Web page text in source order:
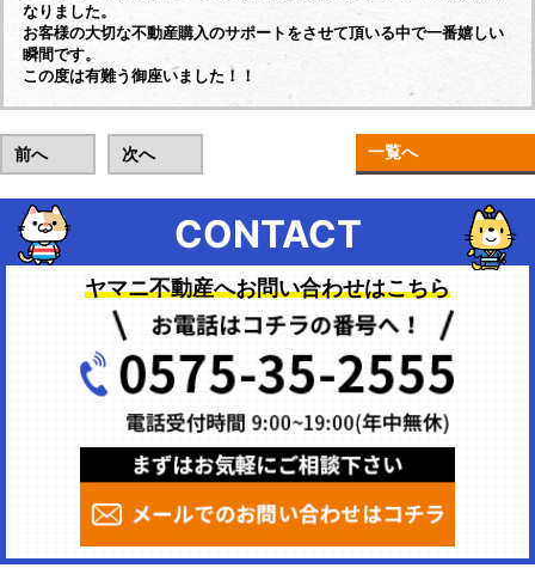
なりました。
お客様の大切な不動産購入のサポートをさせて頂いる中で一番嬉しい
瞬間です。
この度は有難う御座いました！！
前へ 次へ 一覧へ
CONTACT
ヤマニ不動産へお問い合わせはこちら